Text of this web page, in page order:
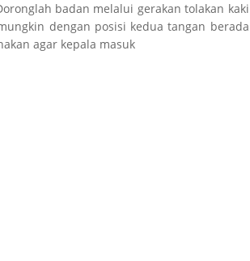
badan melalui gerakan tolakan kaki
dengan posisi kedua tangan berada
agar kepala masuk